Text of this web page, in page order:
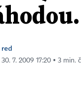
red
30. 7. 2009 17:20 ▪ 3 min.